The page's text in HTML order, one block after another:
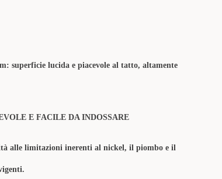
superficie lucida e piacevole al tatto, altamente
E FACILE DA INDOSSARE
alle limitazioni inerenti al nickel, il piombo e il